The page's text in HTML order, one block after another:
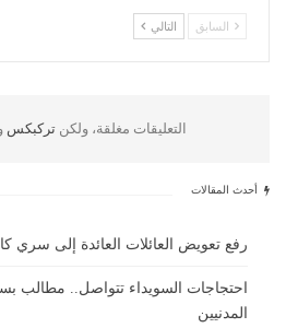
السابق التالي
التعليقات مغلقة، ولكن تركبكس
أحدث المقالات
رفع تعويض العائلات العائدة إلى سري كانيه إلى
احتجاجات السويداء تتواصل.. مطالب
المدنيين